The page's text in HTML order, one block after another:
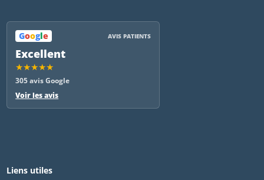
Google AVIS PATIENTS
Excellent
★★★★★
305 avis Google
Voir les avis
Liens utiles